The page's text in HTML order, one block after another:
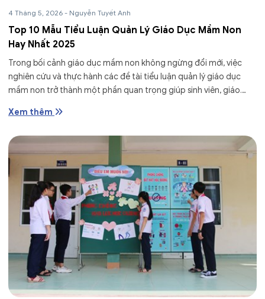
4 Tháng 5, 2026 - Nguyễn Tuyết Anh
Top 10 Mẫu Tiểu Luận Quản Lý Giáo Dục Mầm Non
Hay Nhất 2025
Trong bối cảnh giáo dục mầm non không ngừng đổi mới, việc
nghiên cứu và thực hành các đề tài tiểu luận quản lý giáo dục
mầm non trở thành một phần quan trọng giúp sinh viên, giáo
Xem thêm